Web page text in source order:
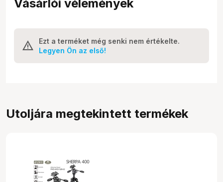
Vásárlói vélemények
Ezt a terméket még senki nem értékelte.
Legyen Ön az első!
Utoljára megtekintett termékek